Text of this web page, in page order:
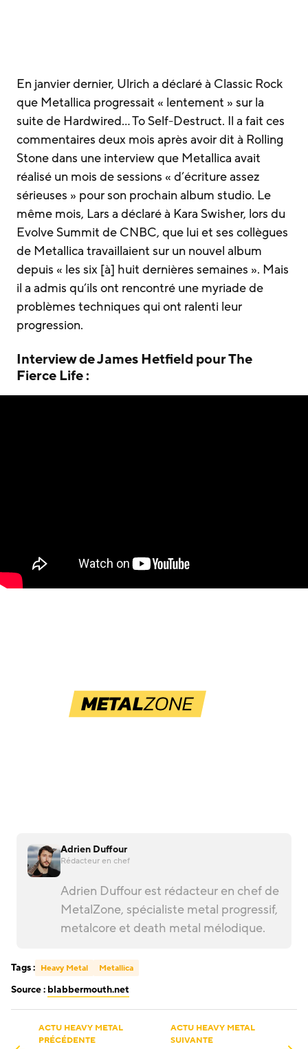
En janvier dernier, Ulrich a déclaré à Classic Rock
que Metallica progressait « lentement » sur la
suite de Hardwired… To Self-Destruct. Il a fait ces
commentaires deux mois après avoir dit à Rolling
Stone dans une interview que Metallica avait
réalisé un mois de sessions « d’écriture assez
sérieuses » pour son prochain album studio. Le
même mois, Lars a déclaré à Kara Swisher, lors du
Evolve Summit de CNBC, que lui et ses collègues
de Metallica travaillaient sur un nouvel album
depuis « les six [à] huit dernières semaines ». Mais
il a admis qu’ils ont rencontré une myriade de
problèmes techniques qui ont ralenti leur
progression.
Interview de James Hetfield pour The
Fierce Life :
Adrien Duffour
Rédacteur en chef
Adrien Duffour est rédacteur en chef de
MetalZone, spécialiste metal progressif,
metalcore et death metal mélodique.
Tags : Heavy Metal Metallica
Source : blabbermouth.net
ACTU HEAVY METAL
PRÉCÉDENTE
ACTU HEAVY METAL
SUIVANTE